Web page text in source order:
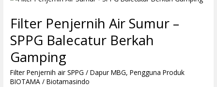
Filter Penjernih Air Sumur –
SPPG Balecatur Berkah
Gamping
Filter Penjernih air SPPG / Dapur MBG,Pengguna Produk
BIOTAMA /Biotamasindo
Air
Sumur
–
SPPG
Balecatur
Berkah